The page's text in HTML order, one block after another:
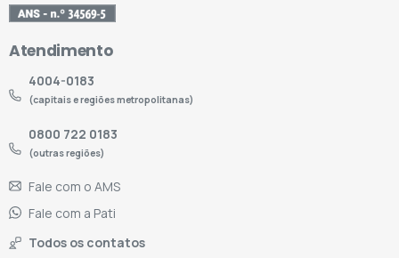
Atendimento
4004-0183
(capitais e regiões metropolitanas)
0800 722 0183
(outras regiões)
Fale com o AMS
Fale com a Pati
Todos os contatos